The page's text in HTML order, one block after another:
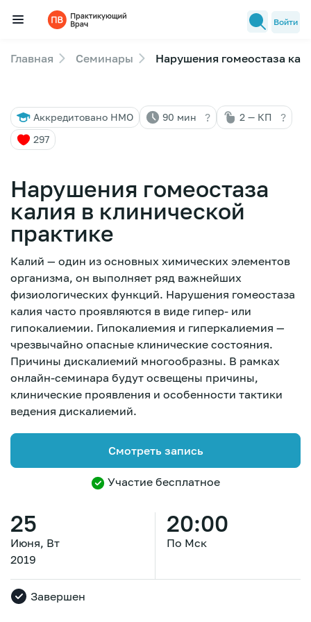
Семинары
Лекторы
FAQ
Войти
Главная Семинары Нарушения гомеостаза
Аккредитовано НМО 90 мин ? 2 — КП ?
297
25
Июня, Вт
2019
20:00
По Мск
Завершен
Нарушения гомеостаза
калия в клинической
практике
Калий — один из основных химических элементов
организма, он выполняет ряд важнейших
физиологических функций. Нарушения гомеостаза
калия часто проявляются в виде гипер- или
гипокалиемии. Гипокалиемия и гиперкалиемия —
чрезвычайно опасные клинические состояния.
Причины дискалиемий многообразны. В рамках
онлайн-семинара будут освещены причины,
клинические проявления и особенности тактики
ведения дискалиемий.
Смотреть запись
Участие бесплатное